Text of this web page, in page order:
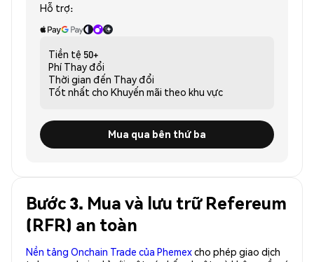
Hỗ trợ:
Tiền tệ 50+
Phí Thay đổi
Thời gian đến Thay đổi
Tốt nhất cho Khuyến mãi theo khu vực
Mua qua bên thứ ba
Bước 3. Mua và lưu trữ Refereum
(RFR) an toàn
Nền tảng Onchain Trade của Phemexcho phép giao dịch